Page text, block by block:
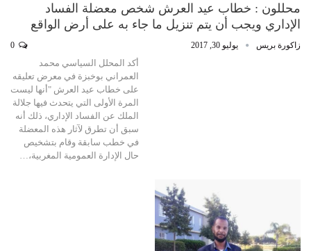
محللون : خطاب عيد العرش شخص معضلة الفساد
الإداري ويجب أن يتم تنزيل ما جاء به على أرض الواقع
زاكورة بريس يوليو 30, 2017
أكد المحلل السياسي محمد
العمراني بوخبزة في معرض تعليقه
على خطاب عيد العرش "أنها ليست
المرة الأولى التي يتحدث فيها جلالة
الملك عن الفساد الإداري، ذلك أنه
سبق أن تطرق لآثار هذه المعضلة
في خطب سابقة وقام بتشخيص
حال الإدارة العمومية المغربية،…